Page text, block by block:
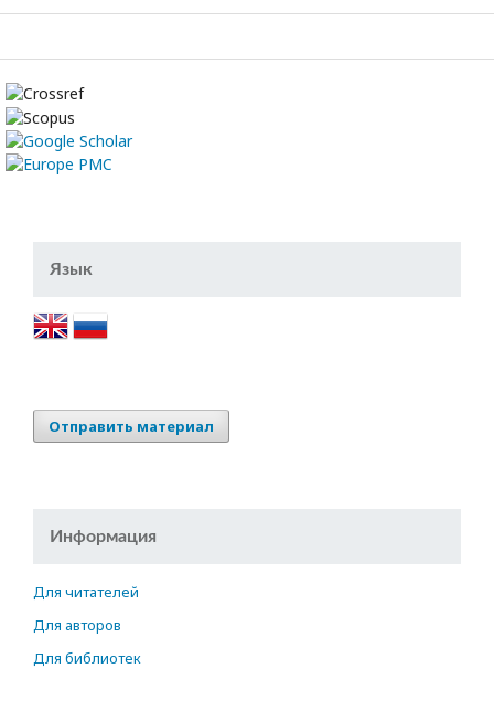
Язык
Отправить материал
Информация
Для читателей
Для авторов
Для библиотек